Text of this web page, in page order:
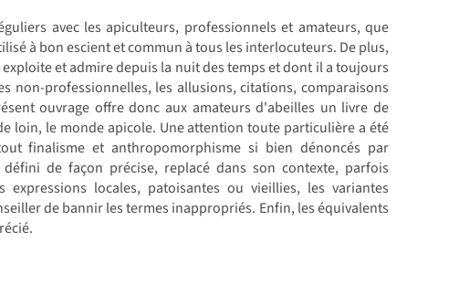
avec les apiculteurs, professionnels et amateurs, que
à bon escient et commun à tous les interlocuteurs. De plus,
et admire depuis la nuit des temps et dont il a toujours
non-professionnelles, les allusions, citations, comparaisons
ouvrage offre donc aux amateurs d'abeilles un livre de
loin, le monde apicole. Une attention toute particulière a été
finalisme et anthropomorphisme si bien dénoncés par
de façon précise, replacé dans son contexte, parfois
locales, patoisantes ou vieillies, les variantes
de bannir les termes inappropriés. Enfin, les équivalents